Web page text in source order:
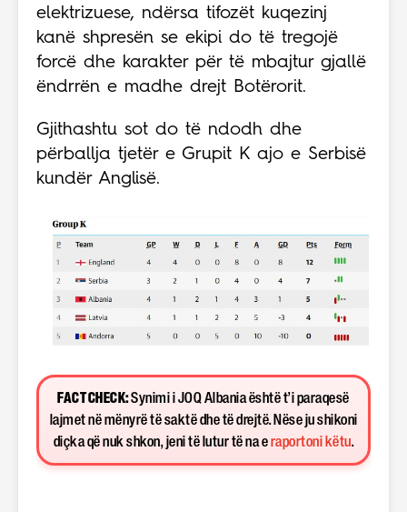
elektrizuese, ndërsa tifozët kuqezinj
kanë shpresën se ekipi do të tregojë
forcë dhe karakter për të mbajtur gjallë
ëndrrën e madhe drejt Botërorit.
Gjithashtu sot do të ndodh dhe
përballja tjetër e Grupit K ajo e Serbisë
kundër Anglisë.
FACT CHECK:Synimi i JOQ Albania është t’i paraqesë
lajmet në mënyrë të saktë dhe të drejtë. Nëse ju shikoni
diçka që nuk shkon, jeni të lutur të na e raportoni këtu.